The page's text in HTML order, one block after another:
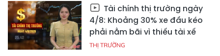
Tài chính thị trường ngày
4/8: Khoảng 30% xe đầu kéo
phải nằm bãi vì thiếu tài xế
THỊ TRƯỜNG